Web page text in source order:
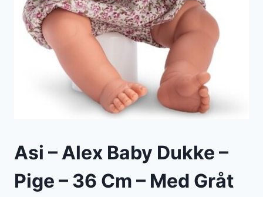
Asi – Alex Baby Dukke –
Pige – 36 Cm – Med Gråt